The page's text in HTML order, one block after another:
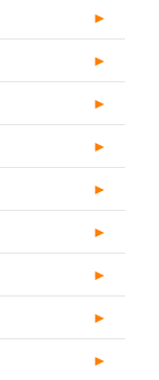
►
►
►
►
►
►
►
►
►